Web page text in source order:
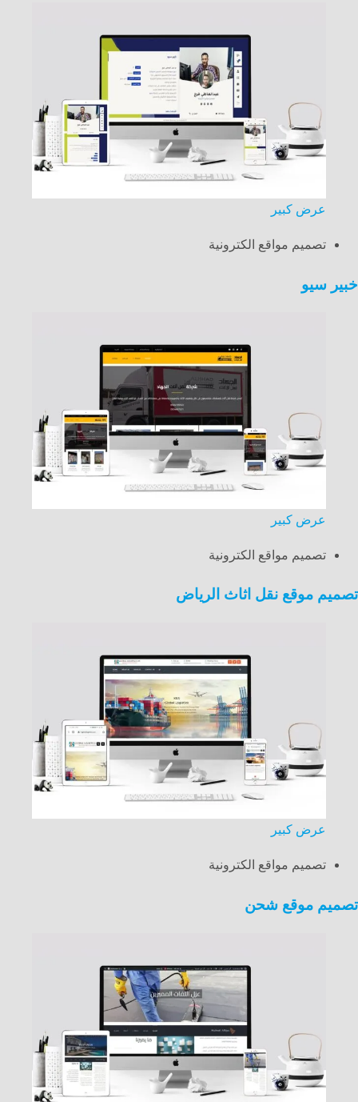
عرض كبير
تصميم مواقع الكترونية
خبير سيو
عرض كبير
تصميم مواقع الكترونية
تصميم موقع نقل اثاث الرياض
عرض كبير
تصميم مواقع الكترونية
تصميم موقع شحن